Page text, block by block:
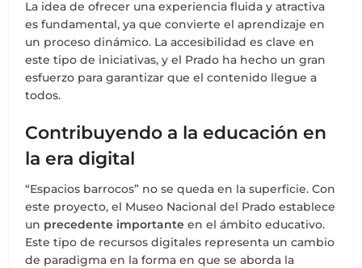
La idea de ofrecer una experiencia fluida y atractiva
es fundamental, ya que convierte el aprendizaje en
un proceso dinámico. La accesibilidad es clave en
este tipo de iniciativas, y el Prado ha hecho un gran
esfuerzo para garantizar que el contenido llegue a
todos.
Contribuyendo a la educación en
la era digital
“Espacios barrocos” no se queda en la superficie. Con
este proyecto, el Museo Nacional del Prado establece
un precedente importante en el ámbito educativo.
Este tipo de recursos digitales representa un cambio
de paradigma en la forma en que se aborda la